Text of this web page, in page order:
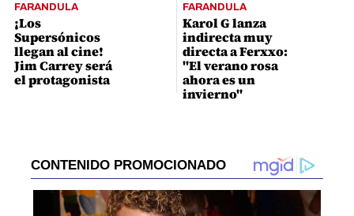
FARANDULA
¡Los
Supersónicos
llegan al cine!
Jim Carrey será
el protagonista
FARANDULA
Karol G lanza
indirecta muy
directa a Ferxxo:
"El verano rosa
ahora es un
invierno"